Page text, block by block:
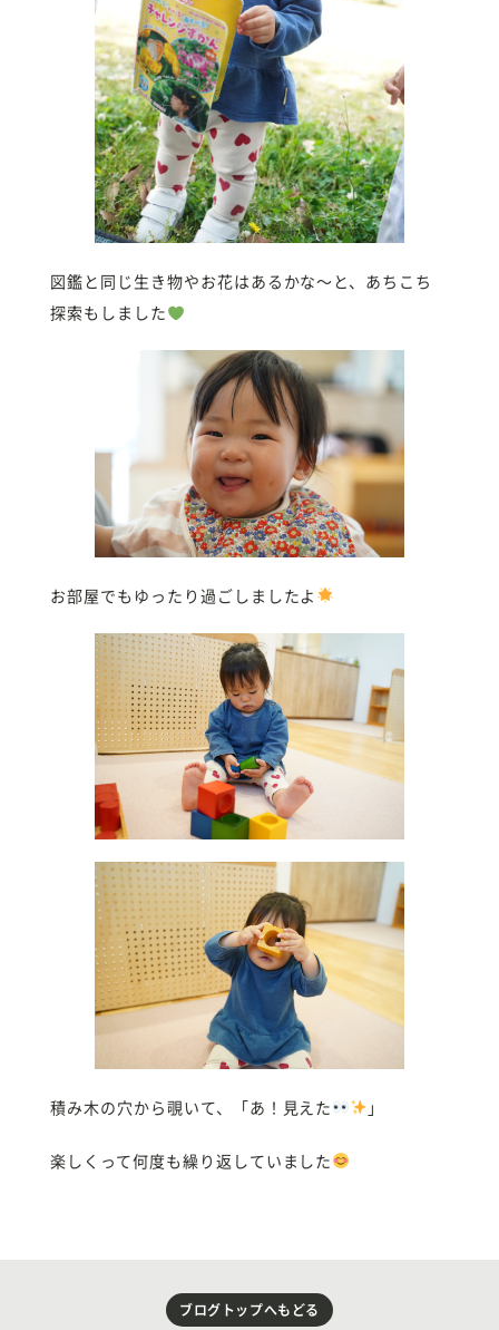
図鑑と同じ生き物やお花はあるかな〜と、あちこち
探索もしました
お部屋でもゆったり過ごしましたよ
積み木の穴から覗いて、「あ！見えた 」
楽しくって何度も繰り返していました
ブログトップへもどる